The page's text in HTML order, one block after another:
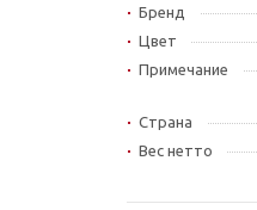
Бренд
Цвет
Примечание
Страна
Вес нетто